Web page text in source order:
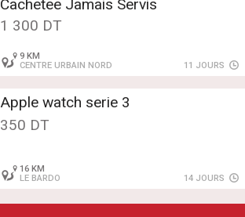
Cachetee Jamais Servis
1 300 DT
9 KM
CENTRE URBAIN NORD
11 JOURS
Apple watch serie 3
350 DT
16 KM
LE BARDO
14 JOURS